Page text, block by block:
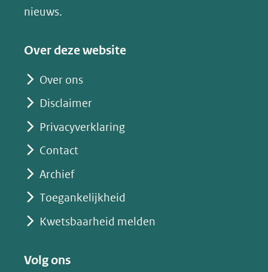
nieuws.
Over deze website
Over ons
Disclaimer
Privacyverklaring
Contact
Archief
Toegankelijkheid
Kwetsbaarheid melden
Volg ons